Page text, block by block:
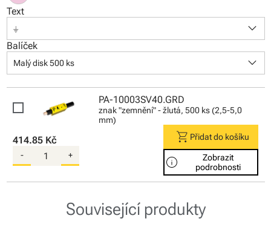
Text
⏚ keyboard_arrow_down
Balíček
Malý disk 500 ks keyboard_arrow_down
PA-10003SV40.GRD
znak "zemnění" - žlutá, 500 ks (2,5-5,0
mm)
414.85 Kč
- +
shopping_cart Přidat do košíku
info
Zobrazit
podrobnosti
Související produkty